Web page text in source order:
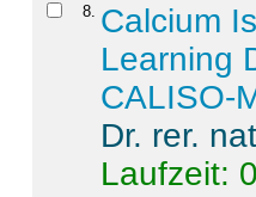
8 Calcium
Learning
CALISO-
Dr. rer.
Laufzeit: